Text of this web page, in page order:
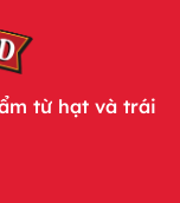
từ hạt và trái